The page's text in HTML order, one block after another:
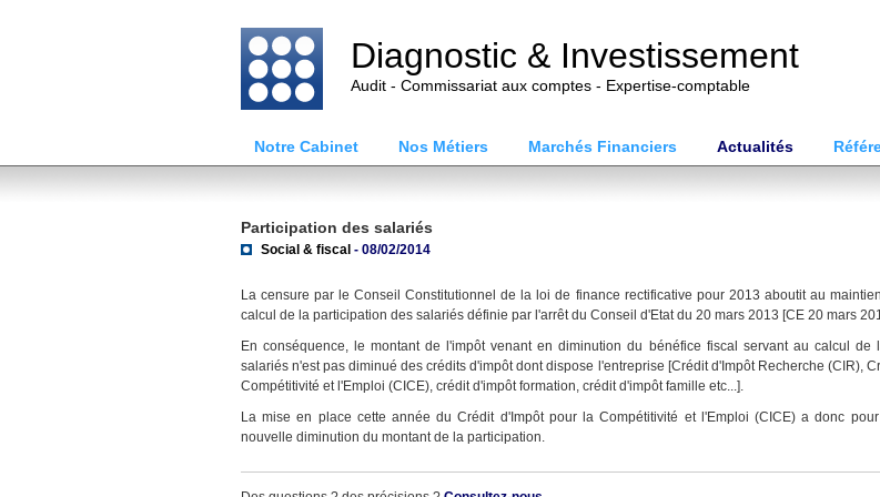
Diagnostic & Investissement
Audit - Commissariat aux comptes - Expertise-comptable
Notre Cabinet Nos Métiers Marchés Financiers Actualités
Participation des salariés
Social & fiscal - 08/02/2014
La censure par le Conseil Constitutionnel de la loi de finance rectificative pour 2013 aboutit au
calcul de la participation des salariés définie par l'arrêt du Conseil d'Etat du 20 mars 2013 [CE 20 mars
En conséquence, le montant de l'impôt venant en diminution du bénéfice fiscal servant au calcul de
salariés n'est pas diminué des crédits d'impôt dont dispose l'entreprise [Crédit d'Impôt Recherche (CIR),
Compétitivité et l'Emploi (CICE), crédit d'impôt formation, crédit d'impôt famille etc...].
La mise en place cette année du Crédit d'Impôt pour la Compétitivité et l'Emploi (CICE) a donc
nouvelle diminution du montant de la participation.